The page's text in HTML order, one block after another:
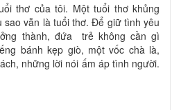
thơ của tôi. Một tuổi thơ khủng
sao vẫn là tuổi thơ. Để giữ tình yêu
thành, đứa trẻ không cần gì
bánh kẹp giò, một vốc chà là,
những lời nói ấm áp tình người.